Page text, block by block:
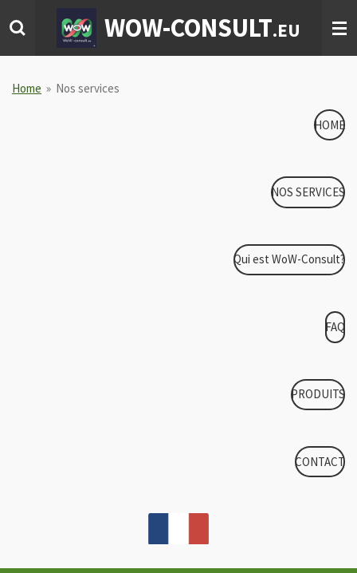
direct
hoofdinhoud
WOW-CONSULT.EU
Home » Nos services
HOME
NOS SERVICES
Qui est WoW-Consult?
FAQ
PRODUITS
CONTACT